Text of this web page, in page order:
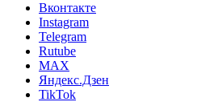
Вконтакте
Instagram
Telegram
Rutube
MAX
Яндекс.Дзен
TikTok